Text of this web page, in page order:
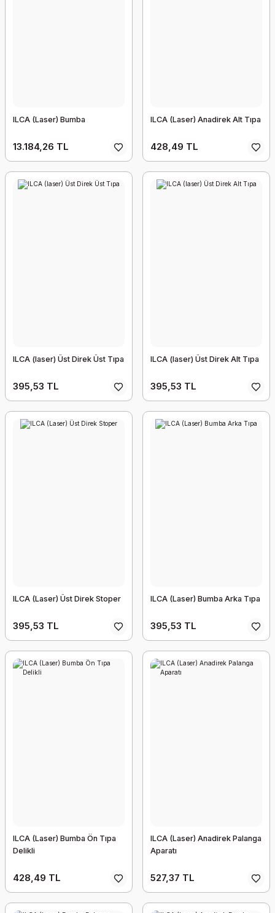
ILCA (Laser) Bumba
13.184,26 TL
ILCA (Laser) Anadirek Alt Tıpa
428,49 TL
ILCA (laser) Üst Direk Üst Tıpa
395,53 TL
ILCA (laser) Üst Direk Alt Tıpa
395,53 TL
ILCA (Laser) Üst Direk Stoper
395,53 TL
ILCA (Laser) Bumba Arka Tıpa
395,53 TL
ILCA (Laser) Bumba Ön Tıpa
Delikli
428,49 TL
ILCA (Laser) Anadirek Palanga
Aparatı
527,37 TL